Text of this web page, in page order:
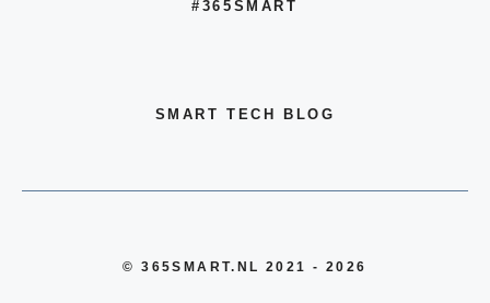
#365SMART
SMART TECH BLOG
© 365SMART.NL 2021 - 2026